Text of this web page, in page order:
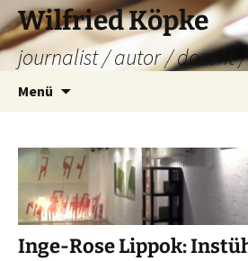
Zum
Inhalt
springen
Wilfried Köpke
journalist / autor / dozent
Menü
Inge-Rose Lippok: